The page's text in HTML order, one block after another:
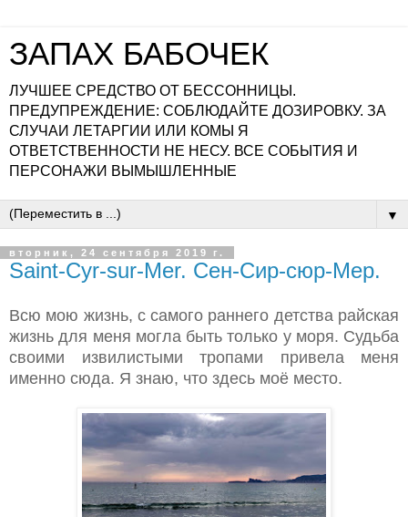
ЗАПАХ БАБОЧЕК
ЛУЧШЕЕ СРЕДСТВО ОТ БЕССОННИЦЫ.
ПРЕДУПРЕЖДЕНИЕ: СОБЛЮДАЙТЕ ДОЗИРОВКУ. ЗА
СЛУЧАИ ЛЕТАРГИИ ИЛИ КОМЫ Я
ОТВЕТСТВЕННОСТИ НЕ НЕСУ. ВСЕ СОБЫТИЯ И
ПЕРСОНАЖИ ВЫМЫШЛЕННЫЕ
▼
вторник, 24 сентября 2019 г.
Saint-Cyr-sur-Mer. Сен-Сир-сюр-Мер.
Всю мою жизнь, с самого раннего детства райская
жизнь для меня могла быть только у моря. Судьба
своими извилистыми тропами привела меня
именно сюда. Я знаю, что здесь моё место.